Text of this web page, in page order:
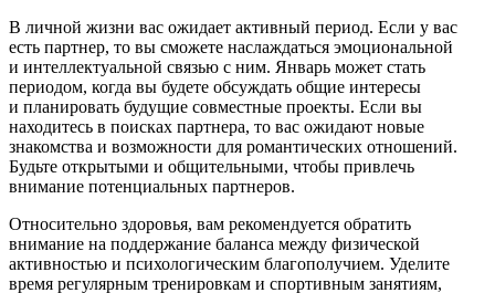
В личной жизни вас ожидает активный период. Если у вас
есть партнер, то вы сможете наслаждаться эмоциональной
и интеллектуальной связью с ним. Январь может стать
периодом, когда вы будете обсуждать общие интересы
и планировать будущие совместные проекты. Если вы
находитесь в поисках партнера, то вас ожидают новые
знакомства и возможности для романтических отношений.
Будьте открытыми и общительными, чтобы привлечь
внимание потенциальных партнеров.
Относительно здоровья, вам рекомендуется обратить
внимание на поддержание баланса между физической
активностью и психологическим благополучием. Уделите
время регулярным тренировкам и спортивным занятиям,